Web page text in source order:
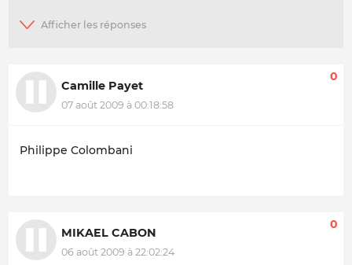
Camille Payet
07 août 2009 à 00:18:58
0
Philippe Colombani
MIKAEL CABON
06 août 2009 à 22:02:24
0